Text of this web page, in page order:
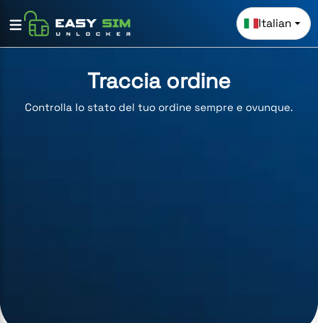
Italian
Traccia ordine
Controlla lo stato del tuo ordine sempre e ovunque.